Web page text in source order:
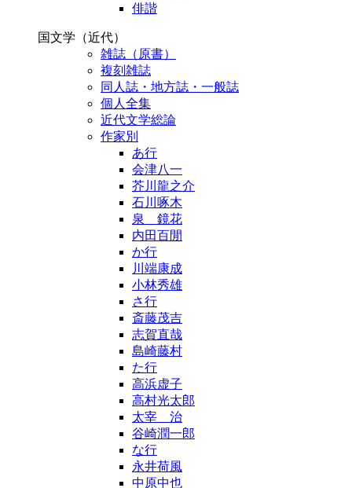
俳諧
国文学（近代）
雑誌（原書）
複刻雑誌
同人誌・地方誌・一般誌
個人全集
近代文学総論
作家別
あ行
会津八一
芥川龍之介
石川啄木
泉 鏡花
内田百閒
か行
川端康成
小林秀雄
さ行
斎藤茂吉
志賀直哉
島崎藤村
た行
高浜虚子
高村光太郎
太宰 治
谷崎潤一郎
な行
永井荷風
中原中也